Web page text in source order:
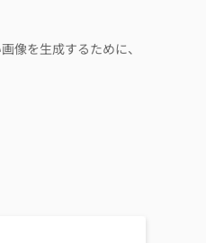
像を生成するために、